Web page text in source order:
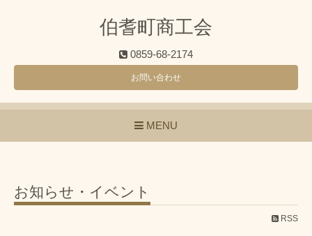
伯耆町商工会
0859-68-2174
お問い合わせ
MENU
お知らせ・イベント
RSS